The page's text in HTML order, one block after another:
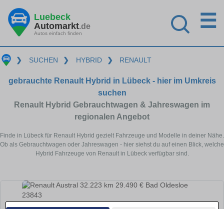
Luebeck
Automarkt.de
Autos einfach finden
☰
❯ SUCHEN ❯ HYBRID ❯ RENAULT
gebrauchte Renault Hybrid in Lübeck - hier im Umkreis
suchen
Renault Hybrid Gebrauchtwagen & Jahreswagen im
regionalen Angebot
Finde in Lübeck für Renault Hybrid gezielt Fahrzeuge und Modelle in deiner Nähe.
Ob als Gebrauchtwagen oder Jahreswagen - hier siehst du auf einen Blick, welche
Hybrid Fahrzeuge von Renault in Lübeck verfügbar sind.